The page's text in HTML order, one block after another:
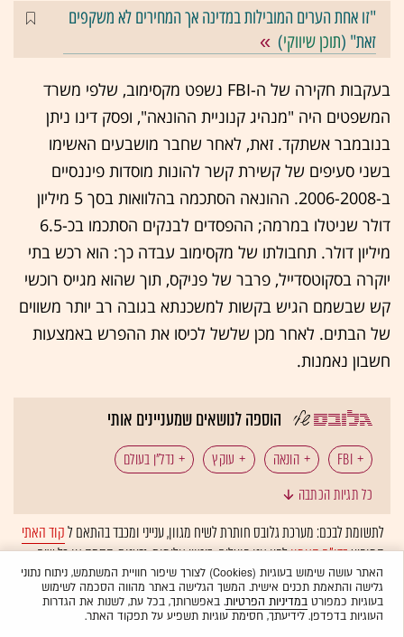
"זו אחת הערים המובילות במדינה אך המחירים לא משקפים
זאת" (תוכן שיווקי)
בעקבות חקירה של ה-FBI נשפט מקסימוב, שלפי משרד
המשפטים היה "מנהיג קנוניית ההונאה", ופסק דינו ניתן
בנובמבר אשתקד. זאת, לאחר שחבר מושבעים האשימו
בשני סעיפים של קשירת קשר להונות מוסדות פיננסיים
ב-2006-2008. ההונאה הסתכמה בהלוואות בסך 5 מיליון
דולר שניטלו במרמה; ההפסדים לבנקים הסתכמו בכ-6.5
מיליון דולר. תחבולתו של מקסימוב עבדה כך: הוא רכש בתי
יוקרה בסקוטסדייל, פרבר של פניקס, תוך שהוא מגייס רוכשי
קש שבשמם הגיש בקשות למשכנתא בגובה רב יותר משווים
של הבתים. לאחר מכן שלשל לכיסו את ההפרש באמצעות
חשבון נאמנות.
הוספה לנושאים שמעניינים אותי
FBI הונאה עוקץ
נדל"ן בעולם
כל תגיות הכתבה
לתשומת לבכם: מערכת גלובס חותרת לשיח מגוון, ענייני ומכבד בהתאם לקוד האתי
המופיעבדו"ח האמוןלפיו אנו פועלים. ביטויי אלימות, גזענות, הסתה או כל שיח
בלתי הולם אחר מסוננים בצורהאוטומטיתולא יפורסמו באתר.
האתר עושה שימוש בעוגיות (Cookies) לצורך שיפור חוויית המשתמש, ניתוח נתוני
גלישה והתאמת תכנים אישית. המשך הגלישה באתר מהווה הסכמה לשימוש
בעוגיות כמפורטבמדיניות הפרטיות. באפשרותך, בכל עת, לשנות את הגדרות
העוגיות בדפדפן. לידיעתך, חסימת עוגיות תשפיע על תפקוד האתר.